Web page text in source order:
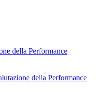
della Performance
della Performance